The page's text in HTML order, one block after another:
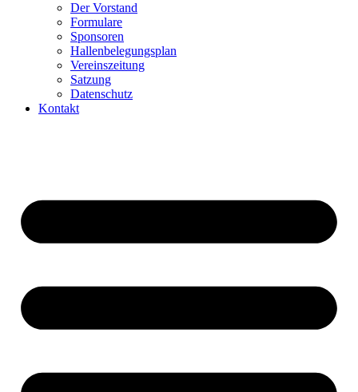
Der Vorstand
Formulare
Sponsoren
Hallenbelegungsplan
Vereinszeitung
Satzung
Datenschutz
Kontakt